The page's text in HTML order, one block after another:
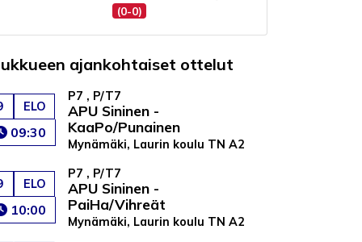
(0-0)
ajankohtaiset ottelut
ELO
09:30
P7 , P/T7
APU Sininen -
KaaPo/Punainen
Mynämäki, Laurin koulu TN A2
ELO
10:00
P7 , P/T7
APU Sininen -
PaiHa/Vihreät
Mynämäki, Laurin koulu TN A2